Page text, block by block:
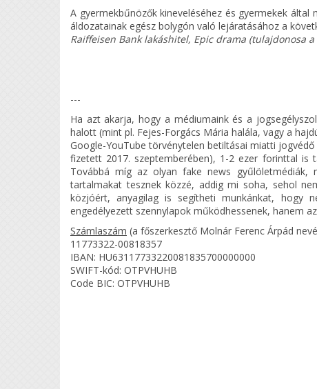
A gyermekbűnözők kineveléséhez és gyermekek
áldozatainak egész bolygón való lejáratásához a
Raiffeisen Bank lakáshitel, Epic drama (tulajdonosa
---
Ha azt akarja, hogy a médiumaink és a
halott (mint pl. Fejes-Forgács Mária halála, vagy a
Google-YouTube törvénytelen betiltásai miatti
fizetett 2017. szeptemberében), 1-2 ezer forinttal is
Továbbá míg az olyan fake news gyűlöletmédiák,
tartalmakat tesznek közzé, addig mi soha, sehol
közjóért, anyagilag is segítheti munkánkat, hogy
engedélyezett szennylapok működhessenek, hanem
Számlaszám (a főszerkesztő Molnár Ferenc Árpád
11773322-00818357
IBAN: HU63117733220081835700000000
SWIFT-kód: OTPVHUHB
Code BIC: OTPVHUHB